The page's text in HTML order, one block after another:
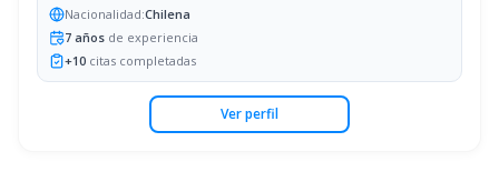
Nacionalidad:Chilena
7 años de experiencia
+10 citas completadas
Ver perfil